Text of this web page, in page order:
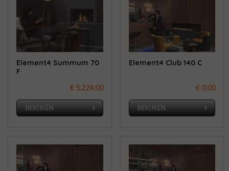
Element4 Summum 70
F
€ 5.224,00
BEKIJKEN
Element4 Club 140 C
€ 0,00
BEKIJKEN